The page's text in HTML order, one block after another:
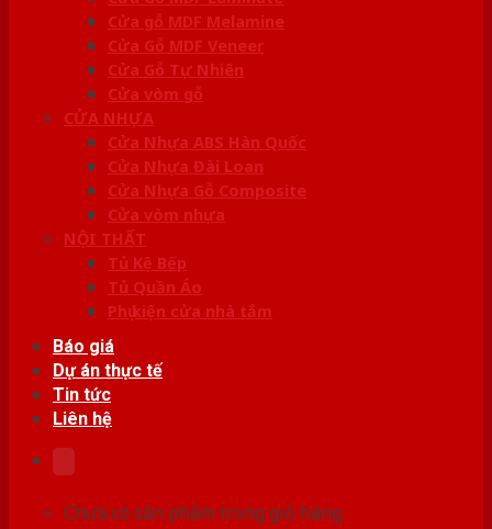
Cửa gỗ MDF Melamine
Cửa Gỗ MDF Veneer
Cửa Gỗ Tự Nhiên
Cửa vòm gỗ
CỬA NHỰA
Cửa Nhựa ABS Hàn Quốc
Cửa Nhựa Đài Loan
Cửa Nhựa Gỗ Composite
Cửa vòm nhựa
NỘI THẤT
Tủ Kệ Bếp
Tủ Quần Áo
Phụ kiện cửa nhà tắm
Báo giá
Dự án thực tế
Tin tức
Liên hệ
Chưa có sản phẩm trong giỏ hàng.